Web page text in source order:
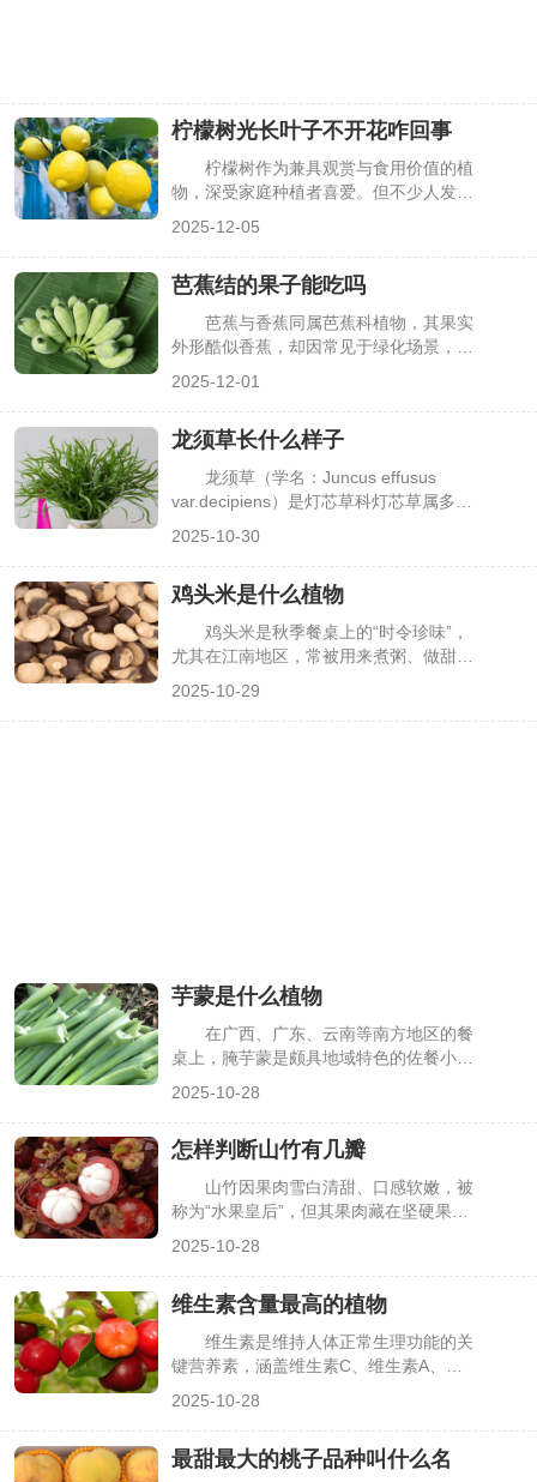
柠檬树光长叶子不开花咋回事
柠檬树作为兼具观赏与食用价值的植
物，深受家庭种植者喜爱。但不少人发
现，柠檬树看似长势旺盛、枝叶翠绿，却
植体验打折扣。其实，这种情况多是光
照、水肥、修剪等养护环节出现偏差，导
致植株养分集中于枝叶生长，而非花芽分
化。下面详细分析原因及解决方法，帮你
让柠檬树顺利开花。
2025-12-05
芭蕉结的果子能吃吗
芭蕉与香蕉同属芭蕉科植物，其果实
外形酷似香蕉，却因常见于绿化场景，让
很多人对其食用性产生疑惑。其实，芭蕉
取决于品种、成熟度，且食用前需注意处
理方式。明确这些关键信息，既能避免误
食不适，也能合理利用可食用的芭蕉果，
下面详细介绍相关要点。
2025-12-01
龙须草长什么样子
龙须草（学名：Juncus effusus
var.decipiens）是灯芯草科灯芯草属多年
缀或盆栽观赏。但很多人对它的外形认知
模糊，易与麦冬草、菖蒲等草本植物混
淆。其实龙须草的植株形态、叶片质地、
花茎特征都有鲜明辨识度，了解这些特点
能快速区分，下面详细描述龙须草的外形
样貌。
2025-10-30
鸡头米是什么植物
鸡头米是秋季餐桌上的“时令珍味”，
尤其在江南地区，常被用来煮粥、做甜
不知它源自哪种植物，甚至会与莲子、芡
2025-10-29
芋蒙是什么植物
在广西、广东、云南等南方地区的餐
桌上，腌芋蒙是颇具地域特色的佐餐小
腻。但多数人只见过腌制后的芋蒙，却不
知道它源自哪种植物，甚至会将其与芋
头、魔芋等混淆。其实芋蒙是特定植物的
嫩茎，有着明确的植物学归属与生长特
性，了解它不仅能清晰食材来源，也能更
好地认识其食用价值，下面详细解析芋蒙
的植物属性、形态特征及用途。
2025-10-28
怎样判断山竹有几瓣
山竹因果肉雪白清甜、口感软嫩，被
称为“水果皇后”，但其果肉藏在坚硬果壳
内，瓣数直接影响食用量——瓣数多则果
山竹时只能凭运气，不知道如何通过外观
判断果肉瓣数，常遇到“果壳大、果肉
少”的情况。其实山竹的果瓣数量可通过
外壳特征轻松判断，掌握简单方法就能精
准挑选，下面详细介绍具体技巧。
2025-10-28
维生素含量最高的植物
维生素是维持人体正常生理功能的关
键营养素，涵盖维生素C、维生素A、维
食用植物高效补充维生素，却困惑“哪种
植物维生素含量最高”。其实不同维生素
2025-10-28
最甜最大的桃子品种叫什么名